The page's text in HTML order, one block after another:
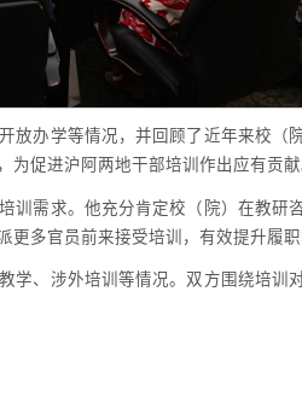
放办学等情况，并回顾了近年来校（
促进沪阿两地干部培训作出应有贡献
需求。他充分肯定校（院）在教研
多官员前来接受培训，有效提升履职
、涉外培训等情况。双方围绕培训